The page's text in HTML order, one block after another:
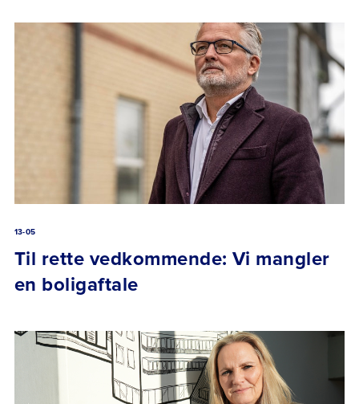
13-05
Til rette vedkommende: Vi mangler
en boligaftale